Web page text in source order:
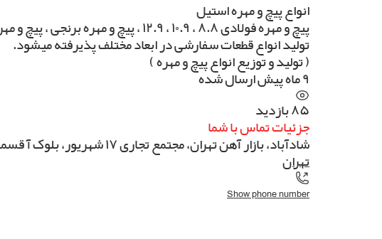
انواع پیچ و مهره استیل
پیچ و مهره فولادی ۸.۸ ، ۱۰.۹ ، ۱۲.۹ ، پیچ و مهره برنجی ، پیچ و مهره پلاستیکی ، پیچ و مهره آهنی ، پیچ و مهره B7
تولید انواع قطعات سفارشی در ابعاد مختلف پذیرفته میشود.
( تولید و توزیع انواع پیچ و مهره )
۹ ماه پیش ارسال شده
۸۵ بازدید
جزئیات تماس با شما
شادآباد، بازار آهن تهران، مجتمع تجاری ۱۷ شهریور، بلوک آ قسمت ب، پلاک ۳۳۵
تهران
Show phone number